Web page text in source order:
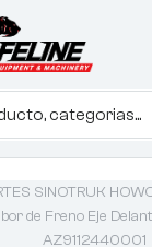
SINOTRUK
de Freno Eje
AZ9112440001